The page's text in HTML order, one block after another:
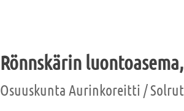
Rönnskärin
Osuuskunta Aurinkoreitti /